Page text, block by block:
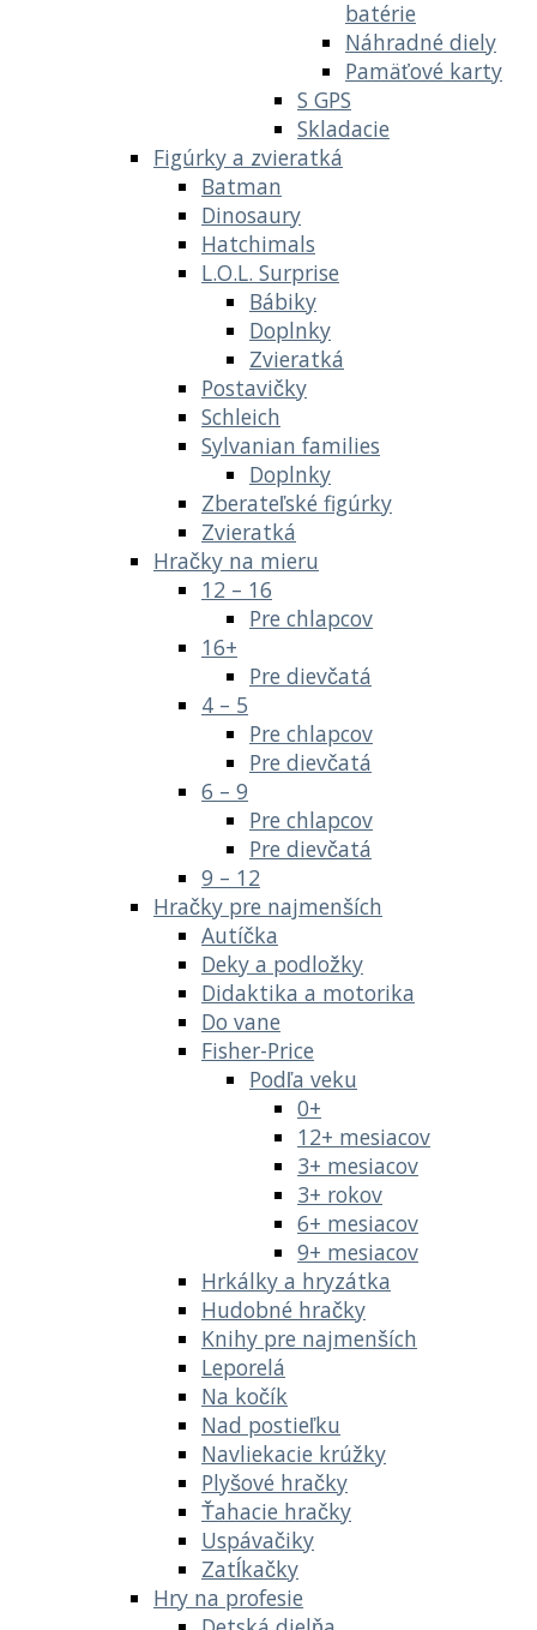
batérie
Náhradné diely
Pamäťové karty
S GPS
Skladacie
Figúrky a zvieratká
Batman
Dinosaury
Hatchimals
L.O.L. Surprise
Bábiky
Doplnky
Zvieratká
Postavičky
Schleich
Sylvanian families
Doplnky
Zberateľské figúrky
Zvieratká
Hračky na mieru
12 – 16
Pre chlapcov
16+
Pre dievčatá
4 – 5
Pre chlapcov
Pre dievčatá
6 – 9
Pre chlapcov
Pre dievčatá
9 – 12
Hračky pre najmenších
Autíčka
Deky a podložky
Didaktika a motorika
Do vane
Fisher-Price
Podľa veku
0+
12+ mesiacov
3+ mesiacov
3+ rokov
6+ mesiacov
9+ mesiacov
Hrkálky a hryzátka
Hudobné hračky
Knihy pre najmenších
Leporelá
Na kočík
Nad postieľku
Navliekacie krúžky
Plyšové hračky
Ťahacie hračky
Uspávačiky
Zatĺkačky
Hry na profesie